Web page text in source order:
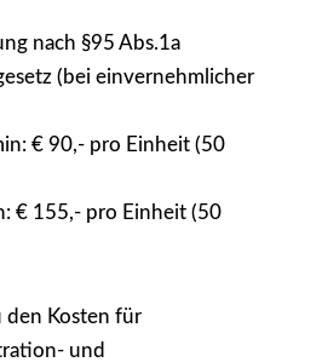
nach §95 Abs.1a
(bei einvernehmlicher
€ 90,- pro Einheit (50
€ 155,- pro Einheit (50
den Kosten für
und